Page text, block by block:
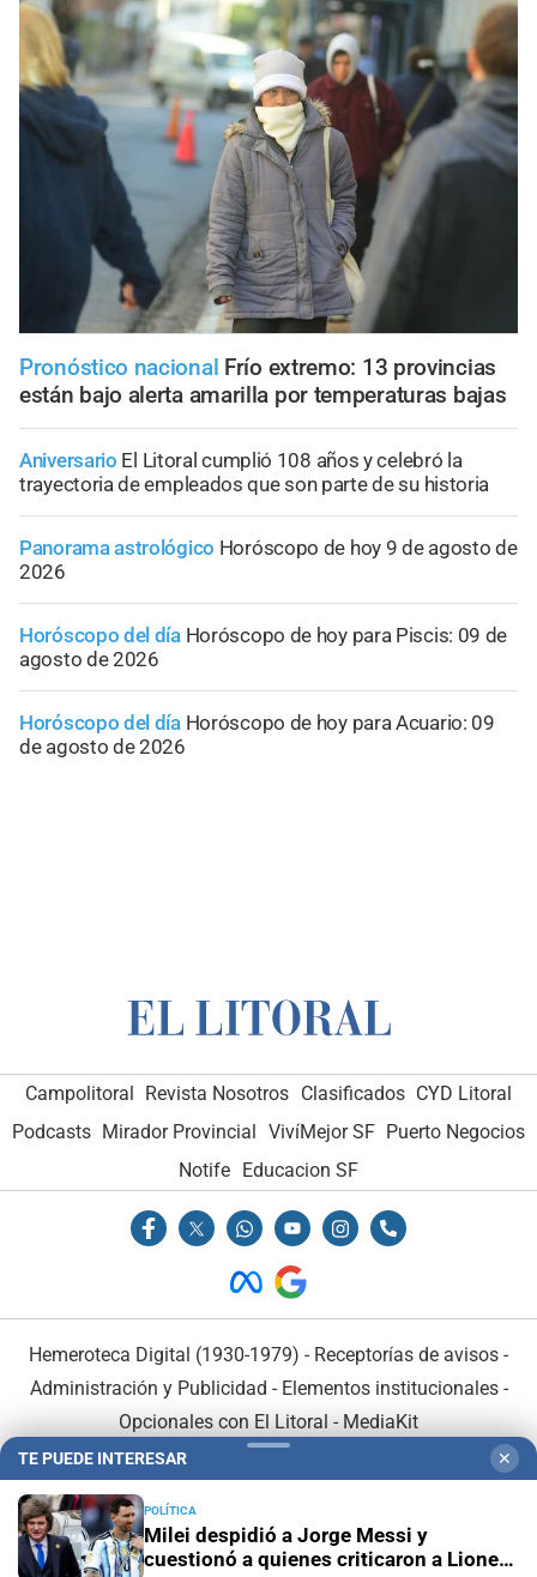
Pronóstico nacional Frío extremo: 13 provincias
están bajo alerta amarilla por temperaturas bajas
Aniversario El Litoral cumplió 108 años y celebró la
trayectoria de empleados que son parte de su historia
Panorama astrológico Horóscopo de hoy 9 de agosto de
2026
Horóscopo del día Horóscopo de hoy para Piscis: 09 de
agosto de 2026
Horóscopo del día Horóscopo de hoy para Acuario: 09
de agosto de 2026
Campolitoral Revista Nosotros Clasificados CYD Litoral
Podcasts Mirador Provincial VivíMejor SF Puerto Negocios
Notife Educacion SF
Hemeroteca Digital (1930-1979) - Receptorías de avisos -
Administración y Publicidad - Elementos institucionales-
Opcionales con El Litoral - MediaKit
TE PUEDE INTERESAR ✕
POLÍTICA
Milei despidió a Jorge Messi y
cuestionó a quienes criticaron a Lionel